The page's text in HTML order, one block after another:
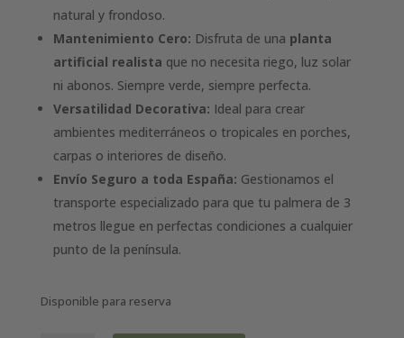
natural y frondoso.
Mantenimiento Cero: Disfruta de una planta
artificial realista que no necesita riego, luz solar
ni abonos. Siempre verde, siempre perfecta.
Versatilidad Decorativa: Ideal para crear
ambientes mediterráneos o tropicales en porches,
carpas o interiores de diseño.
Envío Seguro a toda España: Gestionamos el
transporte especializado para que tu palmera de 3
metros llegue en perfectas condiciones a cualquier
punto de la península.
Disponible para reserva